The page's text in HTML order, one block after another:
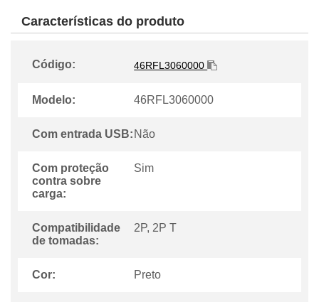
Características do produto
Código: 46RFL3060000
Modelo: 46RFL3060000
Com entrada USB: Não
Com proteção
contra sobre
carga:
Sim
Compatibilidade
de tomadas:
2P, 2P T
Cor: Preto